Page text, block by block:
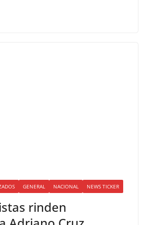
GENERAL NACIONAL NEWS TICKER
rinden